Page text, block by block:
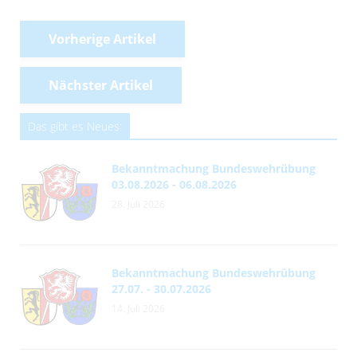
Vorherige Artikel
Nächster Artikel
Das gibt es Neues:
Bekanntmachung Bundeswehrübung
03.08.2026 - 06.08.2026
Bekanntmachung Bundeswehrübung
27.07. - 30.07.2026